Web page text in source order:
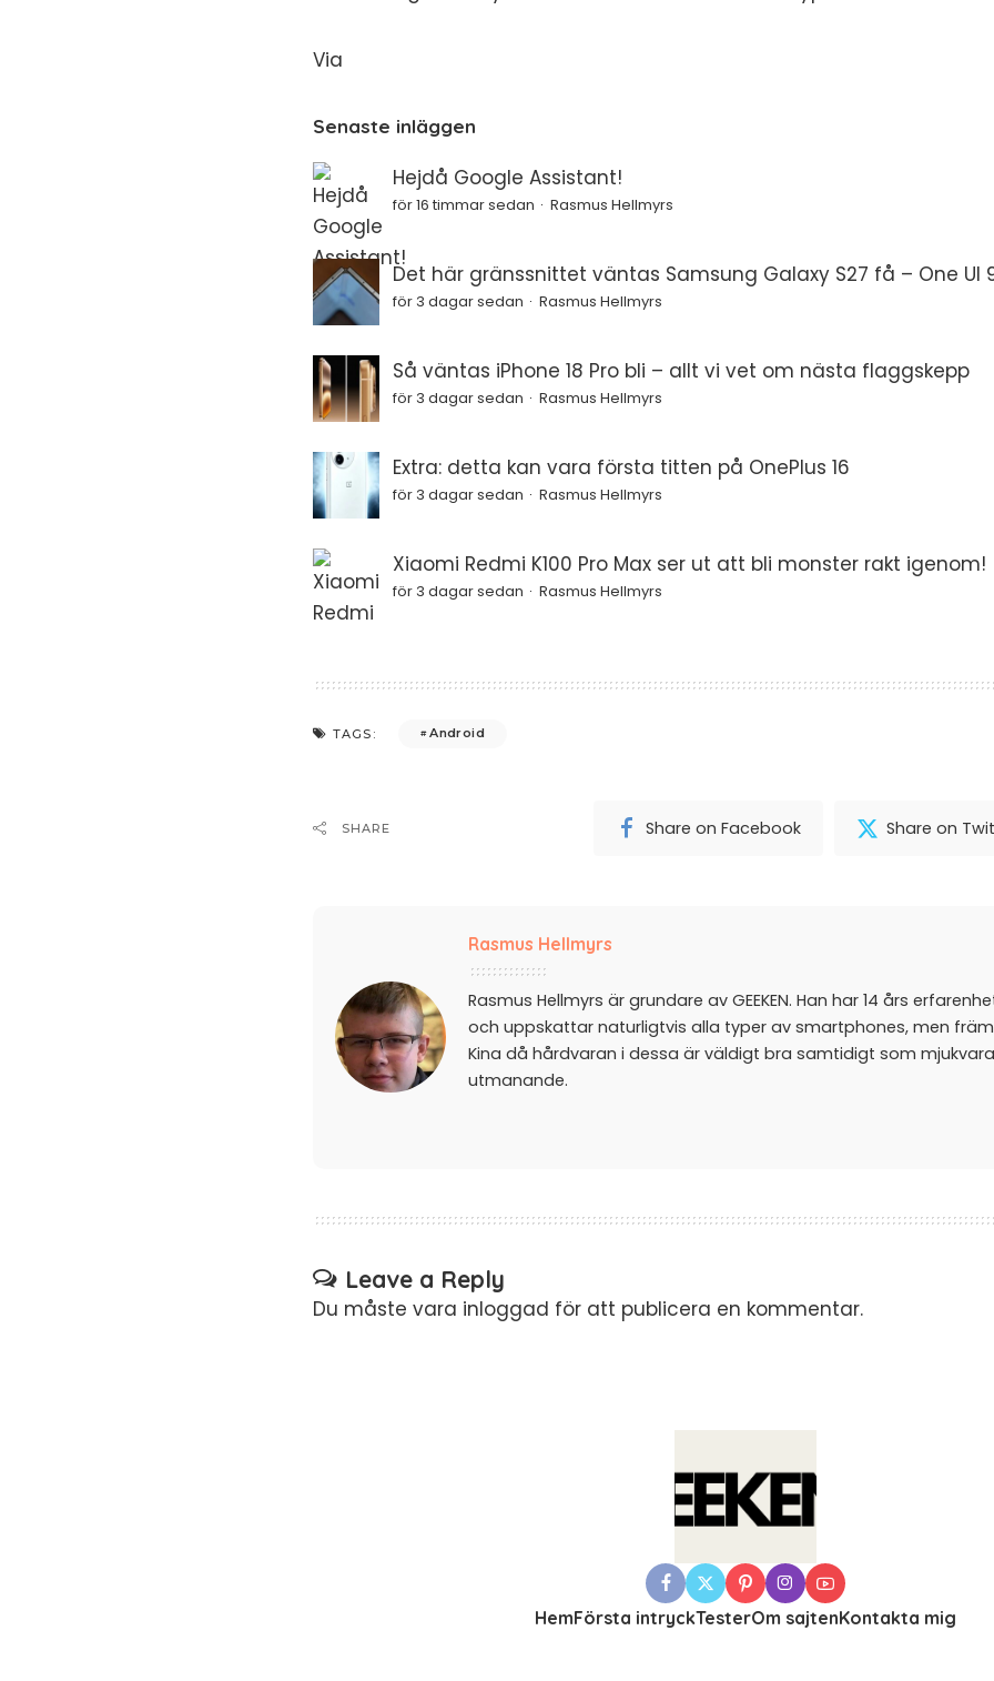
Via
Senaste inläggen
Hejdå Google Assistant!
för 16 timmar sedan Rasmus Hellmyrs
Det här gränssnittet väntas Samsung Galaxy S27 få – One UI
för 3 dagar sedan Rasmus Hellmyrs
Så väntas iPhone 18 Pro bli – allt vi vet om nästa flaggskepp
för 3 dagar sedan Rasmus Hellmyrs
Extra: detta kan vara första titten på OnePlus 16
för 3 dagar sedan Rasmus Hellmyrs
Xiaomi Redmi K100 Pro Max ser ut att bli monster rakt igenom!
för 3 dagar sedan Rasmus Hellmyrs
TAGS: Android
SHARE Share on Facebook Share on
Rasmus Hellmyrs
Rasmus Hellmyrs är grundare av GEEKEN. Han har 14 års
och uppskattar naturligtvis alla typer av smartphones, men
Kina då hårdvaran i dessa är väldigt bra samtidigt som
utmanande.
Leave a Reply
Du måste vara inloggad för att publicera en kommentar.
HemFörsta intryckTesterOm sajtenKontakta mig